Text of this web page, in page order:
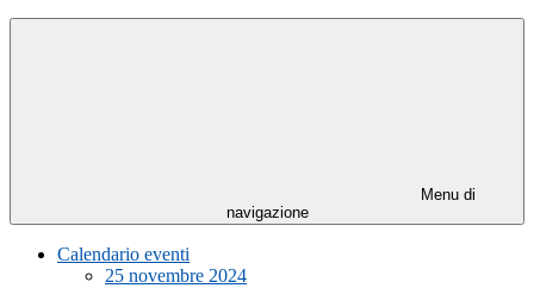
Menu di
navigazione
Calendario eventi
25 novembre 2024